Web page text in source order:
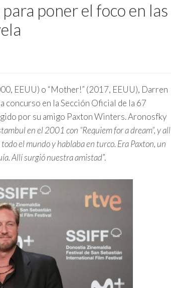
poner el foco en las
EEUU) o “Mother!” (2017, EEUU), Darren
concurso en la Sección Oficial de la 67
por su amigo Paxton Winters. Aronosfky
en el 2001 con “Requiem for a dream”, y
el mundo y hablaba en turco. Era Paxton, un
Allí surgió nuestra amistad”.